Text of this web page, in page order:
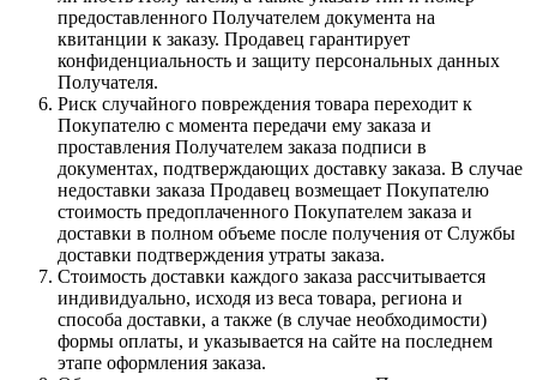
предоставленного Получателем документа на
квитанции к заказу. Продавец гарантирует
конфиденциальность и защиту персональных данных
Получателя.
Риск случайного повреждения товара переходит к
Покупателю с момента передачи ему заказа и
проставления Получателем заказа подписи в
документах, подтверждающих доставку заказа. В случае
недоставки заказа Продавец возмещает Покупателю
стоимость предоплаченного Покупателем заказа и
доставки в полном объеме после получения от Службы
доставки подтверждения утраты заказа.
Стоимость доставки каждого заказа рассчитывается
индивидуально, исходя из веса товара, региона и
способа доставки, а также (в случае необходимости)
формы оплаты, и указывается на сайте на последнем
этапе оформления заказа.